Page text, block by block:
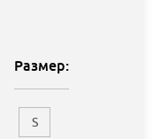
Размер:
S